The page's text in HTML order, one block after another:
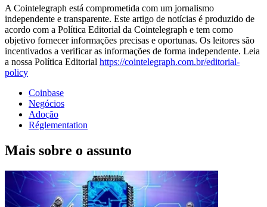
A Cointelegraph está comprometida com um jornalismo
independente e transparente. Este artigo de notícias é produzido de
acordo com a Política Editorial da Cointelegraph e tem como
objetivo fornecer informações precisas e oportunas. Os leitores são
incentivados a verificar as informações de forma independente. Leia
a nossa Política Editorial https://cointelegraph.com.br/editorial-
policy
Coinbase
Negócios
Adoção
Réglementation
Mais sobre o assunto